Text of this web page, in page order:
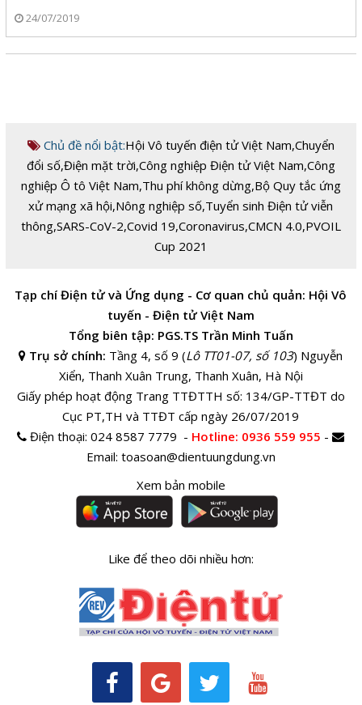
24/07/2019
Chủ đề nổi bật:Hội Vô tuyến điện tử Việt Nam,Chuyển
đổi số,Điện mặt trời,Công nghiệp Điện tử Việt Nam,Công
nghiệp Ô tô Việt Nam,Thu phí không dừng,Bộ Quy tắc ứng
xử mạng xã hội,Nông nghiệp số,Tuyển sinh Điện tử viễn
thông,SARS-CoV-2,Covid 19,Coronavirus,CMCN 4.0,PVOIL
Cup 2021
Tạp chí Điện tử và Ứng dụng - Cơ quan chủ quản: Hội Vô
tuyến - Điện tử Việt Nam
Tổng biên tập: PGS.TS Trần Minh Tuấn
Trụ sở chính: Tầng 4, số 9 (Lô TT01-07, số 103) Nguyễn
Xiển, Thanh Xuân Trung, Thanh Xuân, Hà Nội
Giấy phép hoạt động Trang TTĐTTH số: 134/GP-TTĐT do
Cục PT,TH và TTĐT cấp ngày 26/07/2019
Điện thoại:024 8587 7779 - Hotline: 0936 559 955 -
Email: toasoan@dientuungdung.vn
Xem bản mobile
Like để theo dõi nhiều hơn: